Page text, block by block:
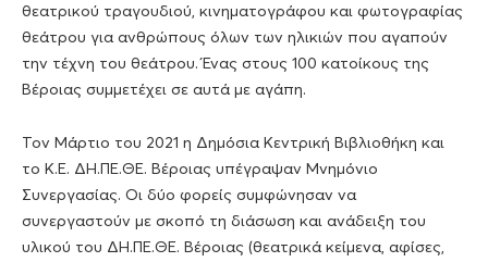
θεατρικού τραγουδιού, κινηματογράφου και φωτογραφίας
θεάτρου για ανθρώπους όλων των ηλικιών που αγαπούν
την τέχνη του θεάτρου. Ένας στους 100 κατοίκους της
Βέροιας συμμετέχει σε αυτά με αγάπη.
Τον Μάρτιο του 2021 η Δημόσια Κεντρική Βιβλιοθήκη και
το Κ.Ε. ΔΗ.ΠΕ.ΘΕ. Βέροιας υπέγραψαν Μνημόνιο
Συνεργασίας. Οι δύο φορείς συμφώνησαν να
συνεργαστούν με σκοπό τη διάσωση και ανάδειξη του
υλικού του ΔΗ.ΠΕ.ΘΕ. Βέροιας (θεατρικά κείμενα, αφίσες,